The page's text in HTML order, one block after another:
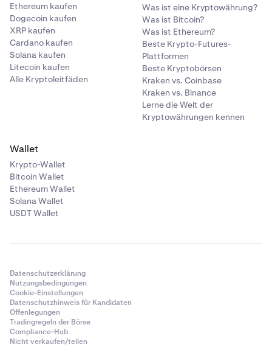
Ethereum kaufen
Dogecoin kaufen
XRP kaufen
Cardano kaufen
Solana kaufen
Litecoin kaufen
Alle Kryptoleitfäden
Was ist eine Kryptowährung?
Was ist Bitcoin?
Was ist Ethereum?
Beste Krypto-Futures-
Plattformen
Beste Kryptobörsen
Kraken vs. Coinbase
Kraken vs. Binance
Lerne die Welt der
Kryptowährungen kennen
Wallet
Krypto-Wallet
Bitcoin Wallet
Ethereum Wallet
Solana Wallet
USDT Wallet
Datenschutzerklärung
Nutzungsbedingungen
Cookie-Einstellungen
Datenschutzhinweis für Kandidaten
Offenlegungen
Tradingregeln der Börse
Compliance-Hub
Nicht verkaufen/teilen